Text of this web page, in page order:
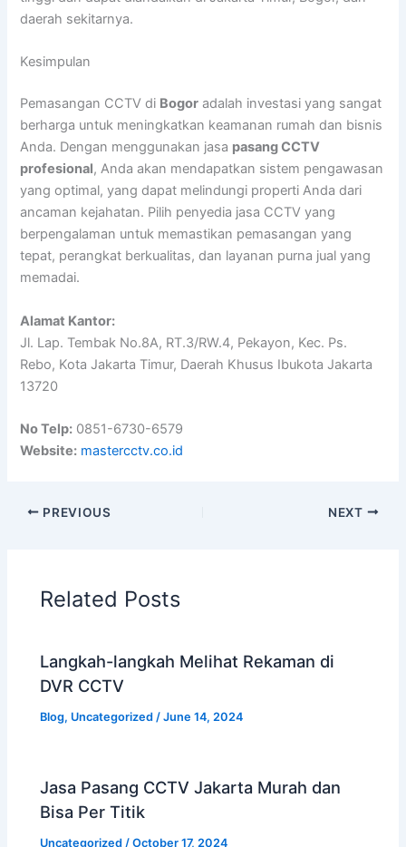
daerah sekitarnya.
Kesimpulan
Pemasangan CCTV di Bogor adalah investasi yang sangat
berharga untuk meningkatkan keamanan rumah dan bisnis
Anda. Dengan menggunakan jasa pasang CCTV
profesional, Anda akan mendapatkan sistem pengawasan
yang optimal, yang dapat melindungi properti Anda dari
ancaman kejahatan. Pilih penyedia jasa CCTV yang
berpengalaman untuk memastikan pemasangan yang
tepat, perangkat berkualitas, dan layanan purna jual yang
memadai.
Alamat Kantor:
Jl. Lap. Tembak No.8A, RT.3/RW.4, Pekayon, Kec. Ps.
Rebo, Kota Jakarta Timur, Daerah Khusus Ibukota Jakarta
13720
No Telp: 0851-6730-6579
Website: mastercctv.co.id
PREVIOUS NEXT
Related Posts
Langkah-langkah Melihat Rekaman di
DVR CCTV
Blog, Uncategorized /June 14, 2024
Jasa Pasang CCTV Jakarta Murah dan
Bisa Per Titik
Uncategorized /October 17, 2024